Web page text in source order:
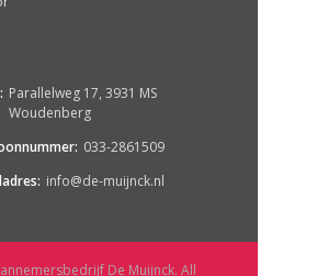
Parallelweg 17, 3931 MS
Woudenberg
033-2861509
info@de-muijnck.nl
De Muijnck. All